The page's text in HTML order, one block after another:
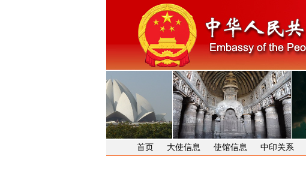
首页 大使信息 使馆信息 中印关系